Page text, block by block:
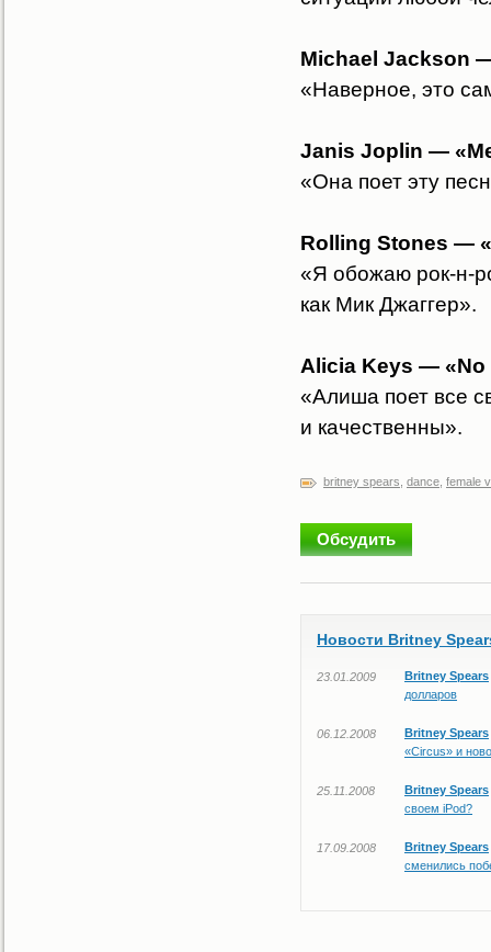
Michael Jackson
«Наверное, это
Janis Joplin —
«Она поет эту
Rolling Stones —
«Я обожаю рок-н-
как Мик Джаггер».
Alicia Keys — «No
«Алиша поет все
и качественны».
britney spears dance female
Обсудить
Новости Britney
23.01.2009 Britney Spears
долларов
06.12.2008 Britney Spears
«Circus» и
25.11.2008 Britney Spears
своем iPod?
17.09.2008 Britney Spears
сменились